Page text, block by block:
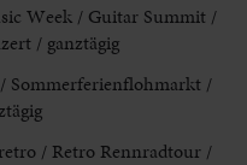
Week / Guitar Summit /
/ ganztägig
/ Sommerferienflohmarkt /
/ Retro Rennradtour /